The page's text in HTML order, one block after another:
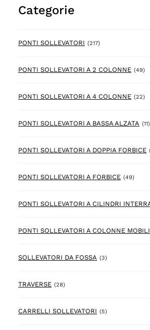
Categorie
PONTI SOLLEVATORI (217)217 prodotto
PONTI SOLLEVATORI A 2 COLONNE (49)
PONTI SOLLEVATORI A 4 COLONNE (22)
PONTI SOLLEVATORI A BASSA ALZATA (11)
PONTI SOLLEVATORI A DOPPIA FORBICE
PONTI SOLLEVATORI A FORBICE (49)49
PONTI SOLLEVATORI A CILINDRI
PONTI SOLLEVATORI A COLONNE MOBILI
SOLLEVATORI DA FOSSA (3)3 prodotto
TRAVERSE (28)28 prodotto
CARRELLI SOLLEVATORI (5)5 prodotto